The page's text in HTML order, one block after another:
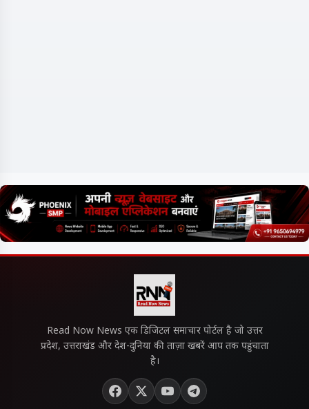
Read Now News एक डिजिटल समाचार पोर्टल है जो उत्तर
प्रदेश, उत्तराखंड और देश-दुनिया की ताज़ा खबरें आप तक पहुंचाता
है।